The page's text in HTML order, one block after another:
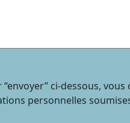
ci-dessous,
personnelles